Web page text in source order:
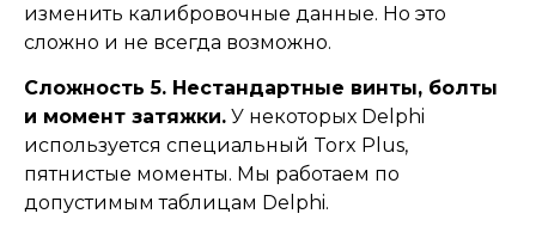
изменить калибровочные данные. Но это
сложно и не всегда возможно.
Сложность 5. Нестандартные винты, болты
и момент затяжки. У некоторых Delphi
используется специальный Torx Plus,
пятнистые моменты. Мы работаем по
допустимым таблицам Delphi.